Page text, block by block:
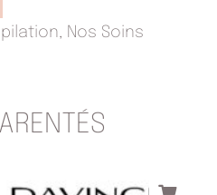
, Nos Soins